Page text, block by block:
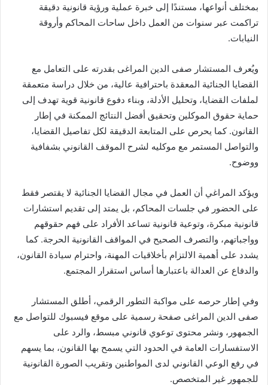
و
ن
ي
ا
بمختلف أنواعها، مستندًا إلى خبرة عملية ورؤية قانونية دقيقة
تراكمت عبر سنوات من العمل داخل ساحات المحاكم وأروقة
النيابات.
ويُعرف المستشار صفى الدين المراغى بقدرته على التعامل مع
القضايا الجنائية المعقدة باحترافية عالية، من خلال دراسة متعمقة
لملفات القضايا، وتحليل الأدلة، وبناء دفوع قانونية قوية تهدف إلى
حماية حقوق الموكلين وتحقيق أفضل النتائج الممكنة في إطار
القانون. كما يحرص على المتابعة الدقيقة لكل تفاصيل القضايا،
والتواصل المستمر مع موكليه لشرح الموقف القانوني بشفافية
ووضوح.
ويؤكد المراغي أن العمل في مجال القضايا الجنائية لا يقتصر فقط
على الحضور في جلسات المحاكم، بل يمتد إلى تقديم استشارات
قانونية مبكرة، وتوعية قانونية تساعد الأفراد على فهم حقوقهم
وواجباتهم، والتصرف الصحيح في المواقف القانونية الحرجة. كما
يشدد على أهمية الالتزام بأخلاقيات المهنة، واحترام سيادة القانون،
والدفاع عن العدالة باعتبارها أساس استقرار المجتمع.
وفي إطار حرصه على مواكبة التطور الرقمي، أطلق المستشار
صفى الدين المراغى صفحة رسمية على موقع فيسبوك للتواصل مع
الجمهور، ونشر محتوى توعوي قانوني مبسط، والرد على
الاستفسارات العامة في الحدود التي يسمح بها القانون، بما يسهم
في رفع الوعي القانوني لدى المواطنين وتقريب الصورة القانونية
للجمهور غير المتخصص.